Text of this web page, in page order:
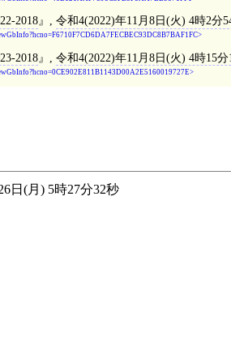
2018 , 令和4(2022)年11月8日(火) 4時2分
2018 令和4(2022)年11月8日(火) 4時15分
日(月) 5時27分32秒